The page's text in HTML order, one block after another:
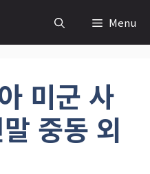
Menu
미군 사
중동 외